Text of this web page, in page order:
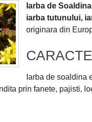
Iarba de Soaldina
iarba tutunului,
originara din
Iarba de soaldina
prin fanete, pajisti,